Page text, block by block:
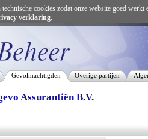
Gevolmachtigden Overige partijen
Assurantiën B.V.
cookies zodat onze website goed
verklaring.